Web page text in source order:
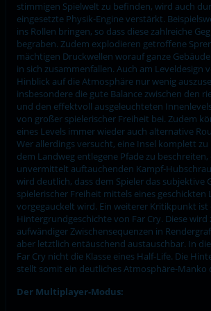
stimmigen Spielwelt zu befinden, wird auch
eingesetzte Physik-Engine verstärkt.
ins Rollen bringen, so dass diese zahlreiche
begraben. Zudem explodieren getroffene
mächtigen Druckwellen worauf ganze
in sich zusammenfallen. Auch am Leveldesign
Hinblick auf die Atmosphäre nur wenig
insbesondere die gute Balance zwischen den
und den effektvoll ausgeleuchteten
von großer spielerischer Freiheit bei. Zudem
eines Levels immer wieder auch alternative
Wer allerdings versucht, eine Insel komplett
dem Landweg entlegene Pfade zu
unvermittelt auftauchenden Kampf-
wird deutlich, dass dem Spieler das subjektive
spielerischer Freiheit mittels eines geschickten
vorgegauckelt wird. Ein weiterer Kritikpunkt
Hintergrundgeschichte von Far Cry. Diese
aufwändiger Zwischensequenzen in
aber letztlich entäuschend austauschbar. In
Far Cry nicht die Klasse eines Half-Life. Die
stellt somit ein deutliches Atmosphäre-Manko
Der Multiplayer-Modus: